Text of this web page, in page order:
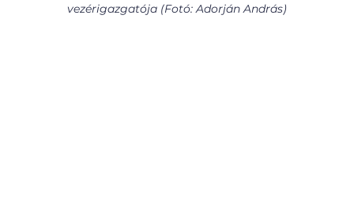
vezérigazgatója (Fotó: Adorján András)